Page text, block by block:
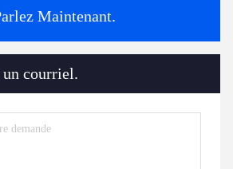
Maintenant.
un courriel.